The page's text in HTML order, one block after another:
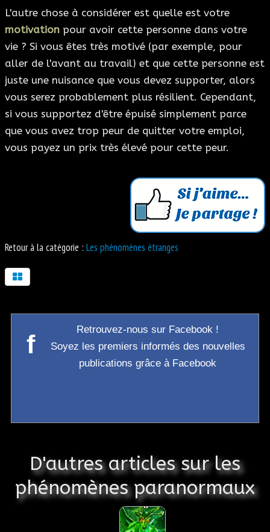
L'autre chose à considérer est quelle est votre
motivation pour avoir cette personne dans votre
vie ? Si vous êtes très motivé (par exemple, pour
aller de l'avant au travail) et que cette personne est
juste une nuisance que vous devez supporter, alors
vous serez probablement plus résilient. Cependant,
si vous supportez d'être épuisé simplement parce
que vous avez trop peur de quitter votre emploi,
vous payez un prix très élevé pour cette peur.
Retour à la catégorie : Les phénomènes étranges
f
Retrouvez-nous sur Facebook !
Soyez les premiers informés des nouvelles
publications grâce à Facebook
D'autres articles sur les
phénomènes paranormaux